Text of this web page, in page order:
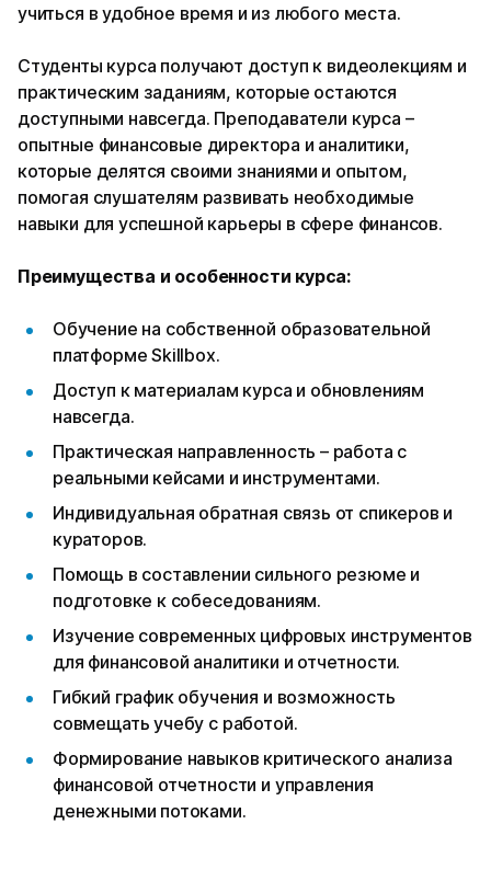
учиться в удобное время и из любого места.
Студенты курса получают доступ к видеолекциям и
практическим заданиям, которые остаются
доступными навсегда. Преподаватели курса –
опытные финансовые директора и аналитики,
которые делятся своими знаниями и опытом,
помогая слушателям развивать необходимые
навыки для успешной карьеры в сфере финансов.
Преимущества и особенности курса:
Обучение на собственной образовательной
платформе Skillbox.
Доступ к материалам курса и обновлениям
навсегда.
Практическая направленность – работа с
реальными кейсами и инструментами.
Индивидуальная обратная связь от спикеров и
кураторов.
Помощь в составлении сильного резюме и
подготовке к собеседованиям.
Изучение современных цифровых инструментов
для финансовой аналитики и отчетности.
Гибкий график обучения и возможность
совмещать учебу с работой.
Формирование навыков критического анализа
финансовой отчетности и управления
денежными потоками.